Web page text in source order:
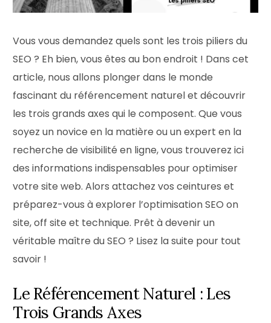
Vous vous demandez quels sont les trois piliers du
SEO ? Eh bien, vous êtes au bon endroit ! Dans cet
article, nous allons plonger dans le monde
fascinant du référencement naturel et découvrir
les trois grands axes qui le composent. Que vous
soyez un novice en la matière ou un expert en la
recherche de visibilité en ligne, vous trouverez ici
des informations indispensables pour optimiser
votre site web. Alors attachez vos ceintures et
préparez-vous à explorer l’optimisation SEO on
site, off site et technique. Prêt à devenir un
véritable maître du SEO ? Lisez la suite pour tout
savoir !
Le Référencement Naturel : Les
Trois Grands Axes